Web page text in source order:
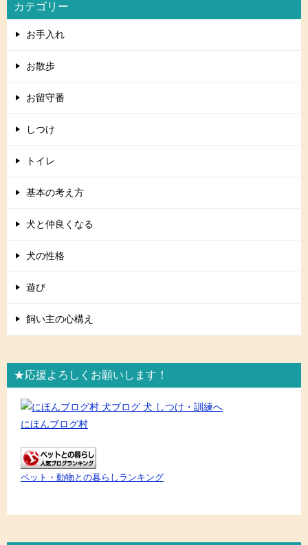
カテゴリー
お手入れ
お散歩
お留守番
しつけ
トイレ
基本の考え方
犬と仲良くなる
犬の性格
遊び
飼い主の心構え
★応援よろしくお願いします！
にほんブログ村
ペット・動物との暮らしランキング